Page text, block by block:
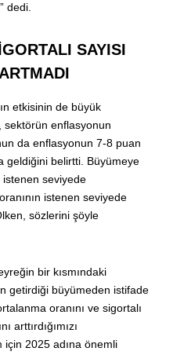
dedi.
SAYISI
etkisinin de büyük
enflasyonun
da enflasyonun 7-8 puan
geldiğini belirtti. Büyümeye
istenen seviyede
istenen seviyede
sözlerini şöyle
bir kısmındaki
getirdiği büyümeden istifade
oranını ve sigortalı
arttırdığımızı
2025 adına önemli